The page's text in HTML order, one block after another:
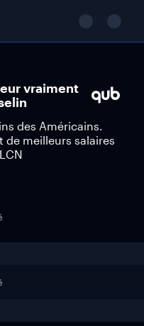
vraiment
des Américains.
de meilleurs salaires